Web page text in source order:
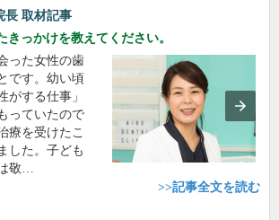
長 取材記事
っかけを教えてください。
った女性の歯
です。幼い頃
がする仕事」
っていたので
療を受けたこ
した。子ども
敬…
>>記事全文を読む